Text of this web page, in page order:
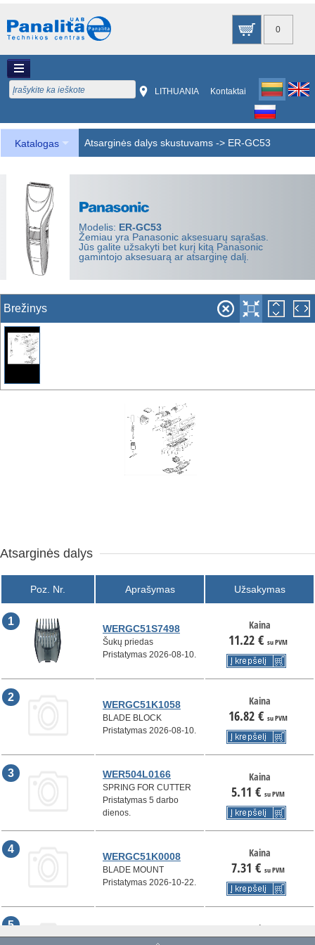
0
LITHUANIA Kontaktai
Katalogas Atsarginės dalys skustuvams -> ER-GC53
Modelis: ER-GC53
Žemiau yra Panasonic aksesuarų sąrašas.
Jūs galite užsakyti bet kurį kitą Panasonic
gamintojo aksesuarą ar atsarginę dalį.
Brežinys
Atsarginės dalys
Poz. Nr. Aprašymas Užsakymas
1
WERGC51S7498
Šukų priedas
Pristatymas 2026-08-10.
Kaina
11.22€ su PVM
2
WERGC51K1058
BLADE BLOCK
Pristatymas 2026-08-10.
Kaina
16.82€ su PVM
3 WER504L0166
SPRING FOR CUTTER
Pristatymas 5 darbo
dienos.
Kaina
5.11 € su PVM
4
WERGC51K0008
BLADE MOUNT
Pristatymas 2026-10-22.
Kaina
7.31 € su PVM
5 Kaina